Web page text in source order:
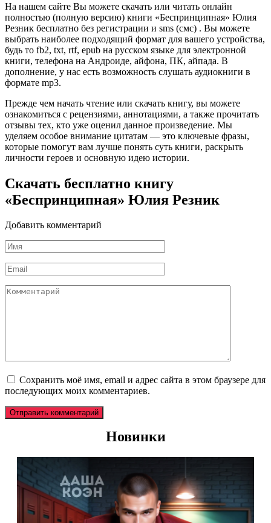
На нашем сайте Вы можете скачать или читать онлайн
полностью (полную версию) книги «Беспринципная» Юлия
Резник бесплатно без регистрации и sms (смс) . Вы можете
выбрать наиболее подходящий формат для вашего устройства,
будь то fb2, txt, rtf, epub на русском языке для электронной
книги, телефона на Андроиде, айфона, ПК, айпада. В
дополнение, у нас есть возможность слушать аудиокниги в
формате mp3.
Прежде чем начать чтение или скачать книгу, вы можете
ознакомиться с рецензиями, аннотациями, а также прочитать
отзывы тех, кто уже оценил данное произведение. Мы
уделяем особое внимание цитатам — это ключевые фразы,
которые помогут вам лучше понять суть книги, раскрыть
личности героев и основную идею истории.
Скачать бесплатно книгу
«Беспринципная» Юлия Резник
Добавить комментарий
Имя
*
Email
*
Комментарий
Сохранить моё имя, email и адрес сайта в этом браузере для
последующих моих комментариев.
Новинки